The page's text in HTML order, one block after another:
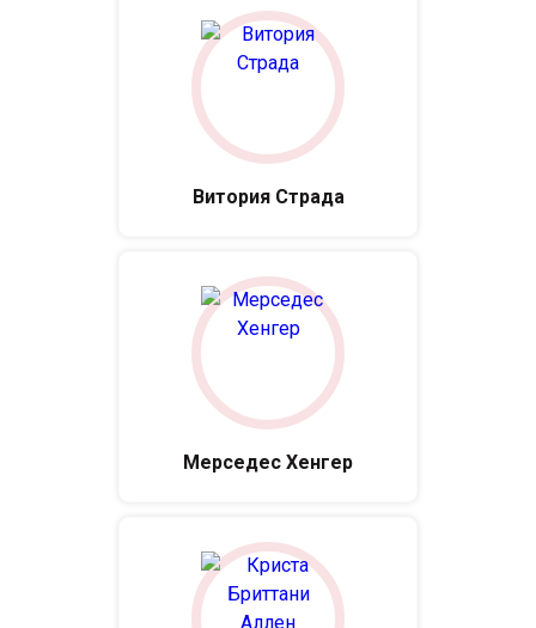
Витория Страда
Мерседес Хенгер